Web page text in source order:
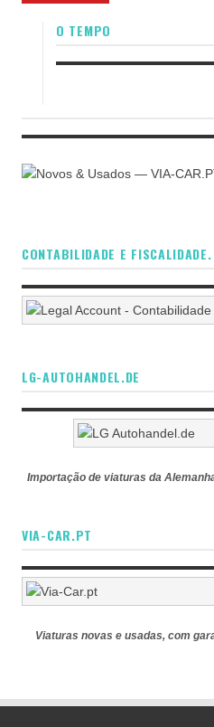
O TEMPO
CONTABILIDADE E FISCALIDADE.
LG-AUTOHANDEL.DE
Importação de viaturas da
VIA-CAR.PT
Viaturas novas e usadas, com